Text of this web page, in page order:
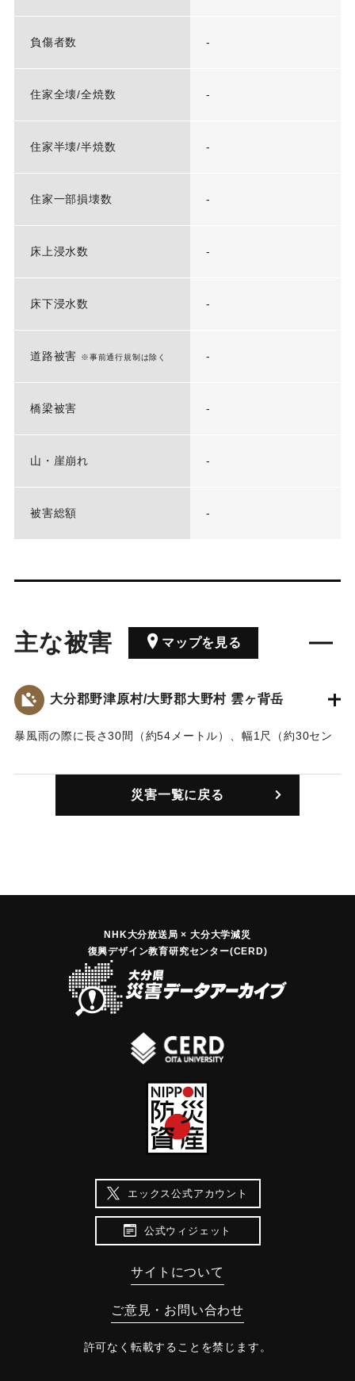
負傷者数 -
住家全壊/全焼数 -
住家半壊/半焼数 -
住家一部損壊数 -
床上浸水数 -
床下浸水数 -
道路被害 ※事前通行規制は除く -
橋梁被害 -
山・崖崩れ -
被害総額 -
主な被害 マップを見る
大分郡野津原村/大野郡大野村 雲ヶ背岳
暴風雨の際に長さ30間（約54メートル）、幅1尺（約30セン
長さ60間（約108メートル）、幅3尺（約90センチ）の地割れ
が発生して今後激しい風雨があれば崩壊する可能性もある。
災害一覧に戻る
NHK大分放送局 × 大分大学減災
復興デザイン教育研究センター(CERD)
エックス公式アカウント
公式ウィジェット
サイトについて
ご意見・お問い合わせ
許可なく転載することを禁じます。